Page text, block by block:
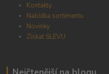
Kontakty
Nabídka sortimentu
Novinky
Získat SLEVU